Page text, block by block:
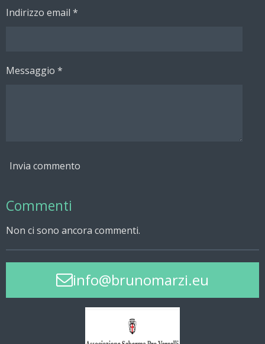
Indirizzo email *
Messaggio *
Invia commento
Commenti
Non ci sono ancora commenti.
info@brunomarzi.eu